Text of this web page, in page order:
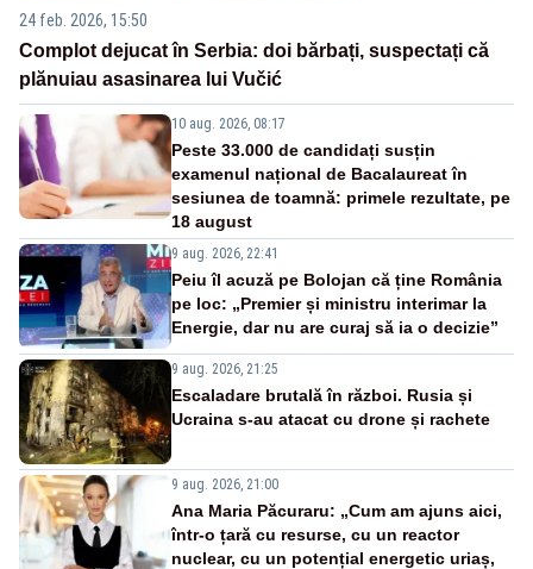
24 feb. 2026, 15:50
Complot dejucat în Serbia: doi bărbați, suspectați că
plănuiau asasinarea lui Vučić
10 aug. 2026, 08:17
Peste 33.000 de candidați susțin
examenul național de Bacalaureat în
sesiunea de toamnă: primele rezultate, pe
18 august
9 aug. 2026, 22:41
Peiu îl acuză pe Bolojan că ține România
pe loc: „Premier și ministru interimar la
Energie, dar nu are curaj să ia o decizie”
9 aug. 2026, 21:25
Escaladare brutală în război. Rusia și
Ucraina s-au atacat cu drone și rachete
9 aug. 2026, 21:00
Ana Maria Păcuraru: „Cum am ajuns aici,
într-o țară cu resurse, cu un reactor
nuclear, cu un potențial energetic uriaș,